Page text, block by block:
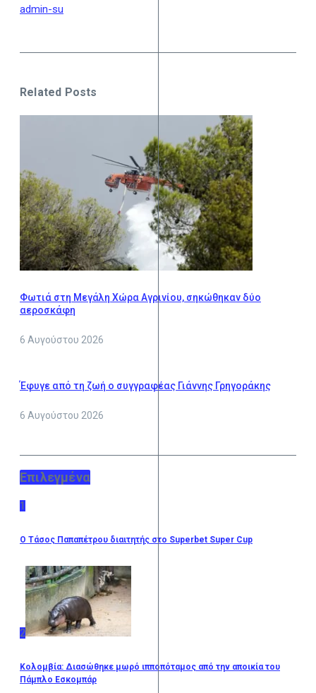
admin-su
Related Posts
Φωτιά στη Μεγάλη Χώρα Αγρινίου, σηκώθηκαν δύο
αεροσκάφη
6 Αυγούστου 2026
Έφυγε από τη ζωή ο συγγραφέας Γιάννης Γρηγοράκης
6 Αυγούστου 2026
Επιλεγμένα
1
Ο Τάσος Παπαπέτρου διαιτητής στο Superbet Super Cup
2
Κολομβία: Διασώθηκε μωρό ιπποπόταμος από την αποικία του
Πάμπλο Εσκομπάρ